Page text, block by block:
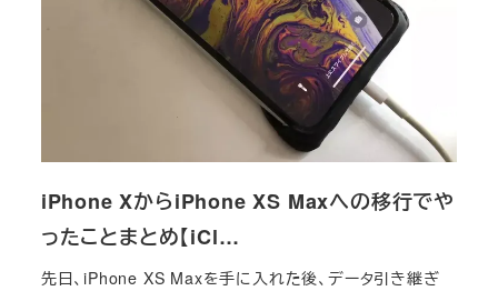
iPhone XからiPhone XS Maxへの移行でや
ったことまとめ【iCl…
先日、iPhone XS Maxを手に入れた後、データ引き継ぎ